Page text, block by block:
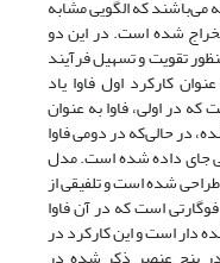
می‌باشند که الگویی مشابه
شده است. در این دو
تقویت و تسهیل فرآیند
کارکرد اول فاوا یاد
در اولی، فاوا به عنوان
در حالی‌که در دومی فاوا
جای داده شده است. مدل
شده است و تلفیقی از
است که در آن فاوا
دار است و این کارکرد در